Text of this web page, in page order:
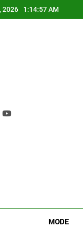
2026 1:14:58 AM
MODE